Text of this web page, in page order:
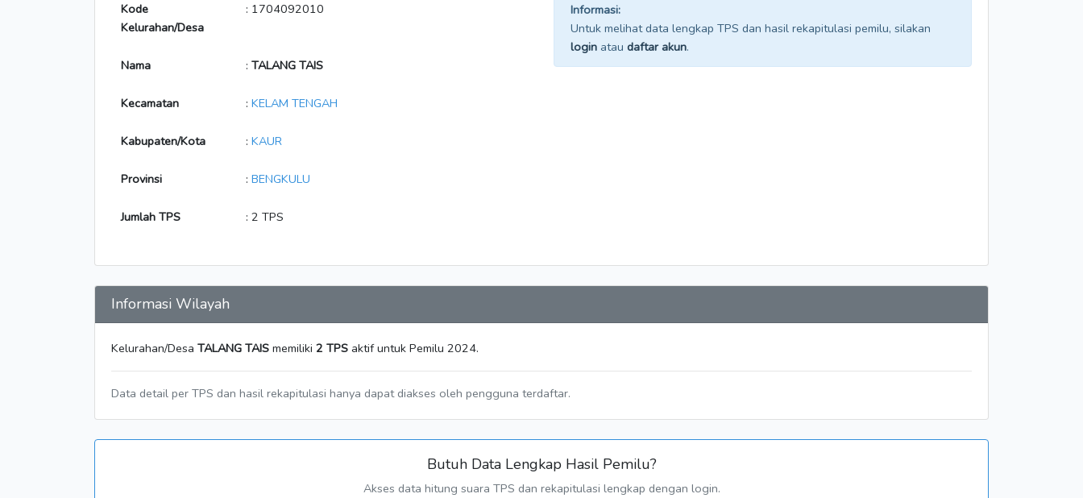
Kode
Kelurahan/Desa
: 1704092010
Nama : TALANG TAIS
Kecamatan : KELAM TENGAH
Kabupaten/Kota : KAUR
Provinsi : BENGKULU
Jumlah TPS : 2 TPS
Informasi:
Untuk melihat data lengkap TPS dan hasil rekapitulasi pemilu, silakan
login atau daftar akun.
Informasi Wilayah
Kelurahan/Desa TALANG TAIS memiliki 2 TPS aktif untuk Pemilu 2024.
Data detail per TPS dan hasil rekapitulasi hanya dapat diakses oleh pengguna terdaftar.
Butuh Data Lengkap Hasil Pemilu?
Akses data hitung suara TPS dan rekapitulasi lengkap dengan login.